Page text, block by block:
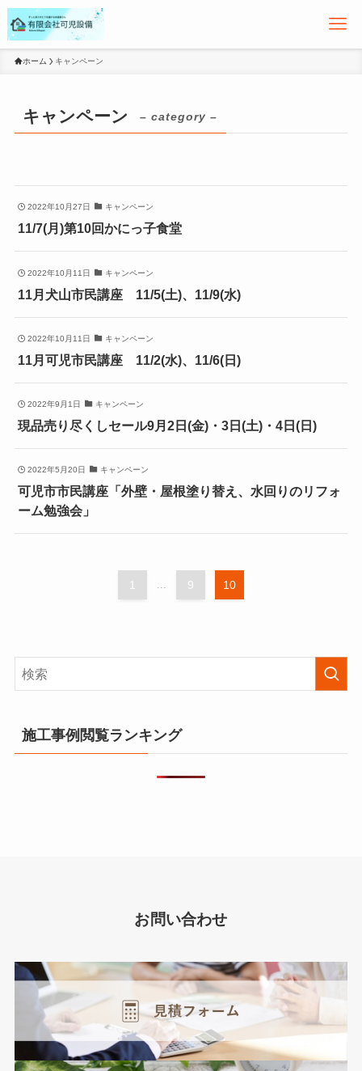
ホーム キャンペーン
キャンペーン – category –
2022年10月27日 キャンペーン
11/7(月)第10回かにっ子食堂
2022年10月11日 キャンペーン
11月犬山市民講座 11/5(土)、11/9(水)
2022年10月11日 キャンペーン
11月可児市民講座 11/2(水)、11/6(日)
2022年9月1日 キャンペーン
現品売り尽くしセール9月2日(金)・3日(土)・4日(日)
2022年5月20日 キャンペーン
可児市市民講座「外壁・屋根塗り替え、水回りのリフォ
ーム勉強会」
1 ... 9 10
施工事例閲覧ランキング
お問い合わせ